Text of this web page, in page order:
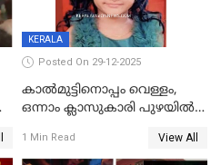
KERALA
Posted On 29-12-2025
കാൽമുട്ടിനൊപ്പം വെള്ളം,
ഒന്നാം ക്ലാസുകാരി പുഴയിൽ
കുട്ടികൾക്കൊപ്പം
1 Min Read View All